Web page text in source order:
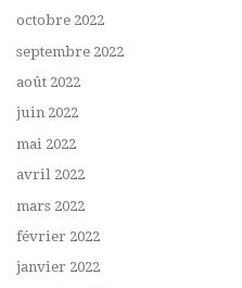
octobre 2022
septembre 2022
août 2022
juin 2022
mai 2022
avril 2022
mars 2022
février 2022
janvier 2022